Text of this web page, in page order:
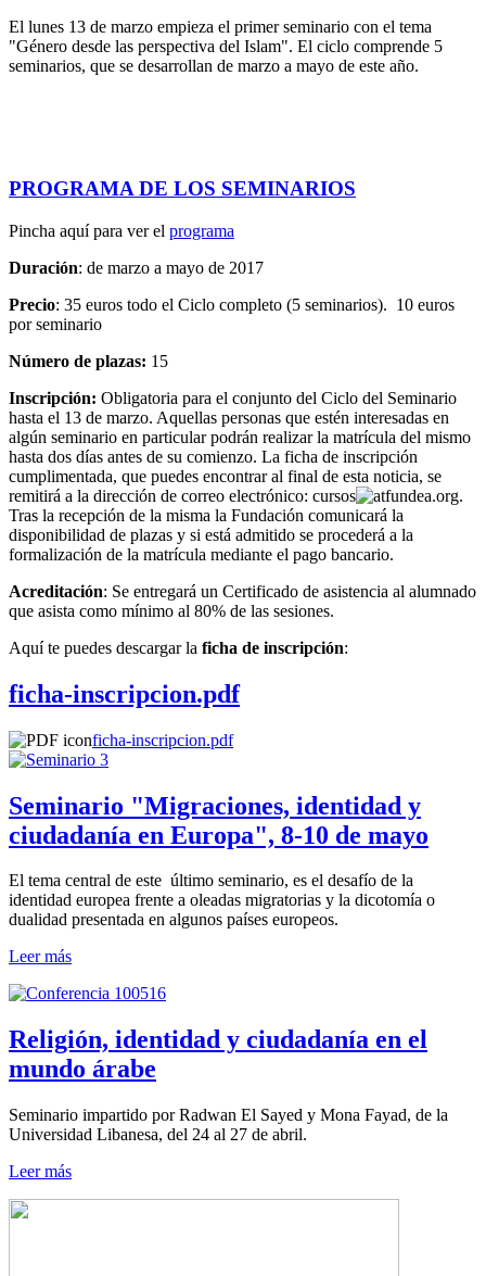
El lunes 13 de marzo empieza el primer seminario con el tema
"Género desde las perspectiva del Islam". El ciclo comprende 5
seminarios, que se desarrollan de marzo a mayo de este año.
PROGRAMA DE LOS SEMINARIOS
Pincha aquí para ver el programa
Duración: de marzo a mayo de 2017
Precio: 35 euros todo el Ciclo completo (5 seminarios). 10 euros
por seminario
Número de plazas: 15
Inscripción: Obligatoria para el conjunto del Ciclo del Seminario
hasta el 13 de marzo. Aquellas personas que estén interesadas en
algún seminario en particular podrán realizar la matrícula del mismo
hasta dos días antes de su comienzo. La ficha de inscripción
cumplimentada, que puedes encontrar al final de esta noticia, se
remitirá a la dirección de correo electrónico: cursos fundea.org.
Tras la recepción de la misma la Fundación comunicará la
disponibilidad de plazas y si está admitido se procederá a la
formalización de la matrícula mediante el pago bancario.
Acreditación: Se entregará un Certificado de asistencia al alumnado
que asista como mínimo al 80% de las sesiones.
Aquí te puedes descargar la ficha de inscripción:
ficha-inscripcion.pdf
ficha-inscripcion.pdf
Seminario "Migraciones, identidad y
ciudadanía en Europa", 8-10 de mayo
El tema central de este último seminario, es el desafío de la
identidad europea frente a oleadas migratorias y la dicotomía o
dualidad presentada en algunos países europeos.
Leer más
Religión, identidad y ciudadanía en el
mundo árabe
Seminario impartido por Radwan El Sayed y Mona Fayad, de la
Universidad Libanesa, del 24 al 27 de abril.
Leer más